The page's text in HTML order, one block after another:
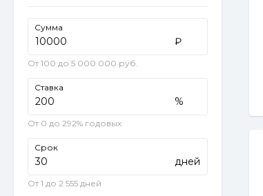
Сумма
₽
От 100 до 5 000 000 руб.
Ставка
%
От 0 до 292% годовых
Срок
дней
От 1 до 2 555 дней